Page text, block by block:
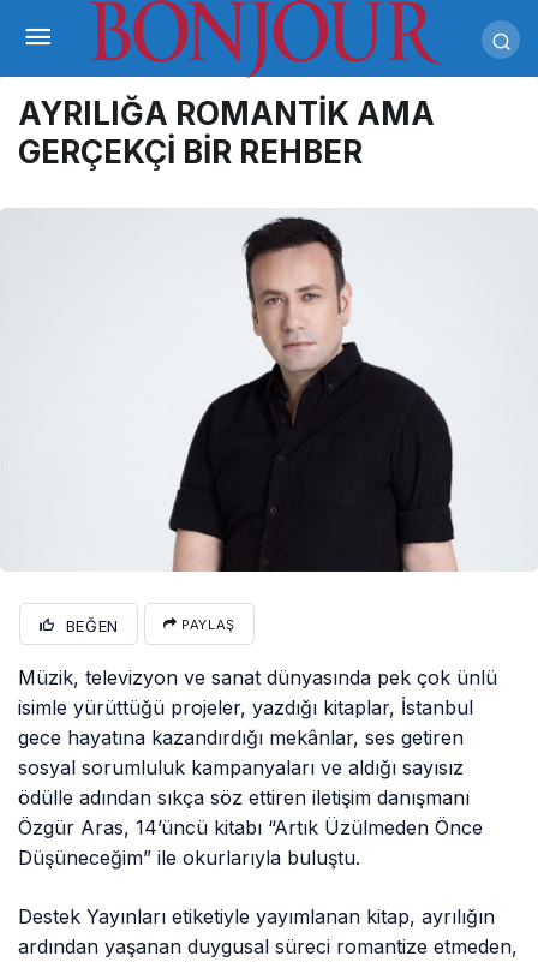
AYRILIĞA ROMANTİK AMA
GERÇEKÇİ BİR REHBER
BEĞEN PAYLAŞ
Müzik, televizyon ve sanat dünyasında pek çok ünlü
isimle yürüttüğü projeler, yazdığı kitaplar, İstanbul
gece hayatına kazandırdığı mekânlar, ses getiren
sosyal sorumluluk kampanyaları ve aldığı sayısız
ödülle adından sıkça söz ettiren iletişim danışmanı
Özgür Aras, 14’üncü kitabı “Artık Üzülmeden Önce
Düşüneceğim” ile okurlarıyla buluştu.
Destek Yayınları etiketiyle yayımlanan kitap, ayrılığın
ardından yaşanan duygusal süreci romantize etmeden,